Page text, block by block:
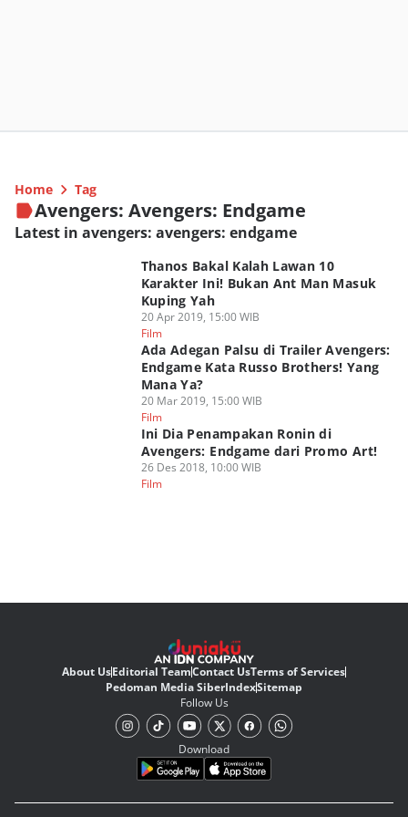
Home Tag
Avengers: Avengers: Endgame
Latest in avengers: avengers: endgame
Thanos Bakal Kalah Lawan 10
Karakter Ini! Bukan Ant Man Masuk
Kuping Yah
20 Apr 2019, 15:00 WIB
Film
Ada Adegan Palsu di Trailer Avengers:
Endgame Kata Russo Brothers! Yang
Mana Ya?
20 Mar 2019, 15:00 WIB
Film
Ini Dia Penampakan Ronin di
Avengers: Endgame dari Promo Art!
26 Des 2018, 10:00 WIB
Film
About UsEditorial TeamContact UsTerms of Services
Pedoman Media SiberIndexSitemap
Follow Us
Download